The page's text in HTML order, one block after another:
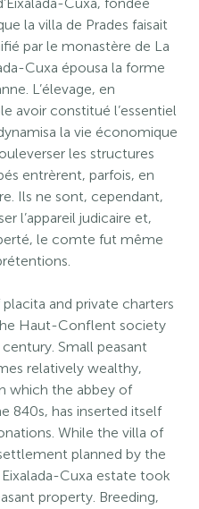
la villa de Prades faisait
par le monastère de La
Cuxa épousa la forme
L’élevage, en
avoir constitué l’essentiel
la vie économique
les structures
entrèrent, parfois, en
Ils ne sont, cependant,
l’appareil judicaire et,
le comte fut même
and private charters
Haut-Conflent society
Small peasant
relatively wealthy,
which the abbey of
840s, has inserted itself
While the villa of
planned by the
Cuxa estate took
property. Breeding,